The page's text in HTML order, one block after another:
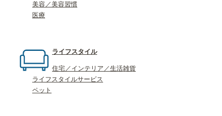
美容／美容習慣
医療
ライフスタイル
住宅／インテリア／生活雑貨
ライフスタイルサービス
ペット